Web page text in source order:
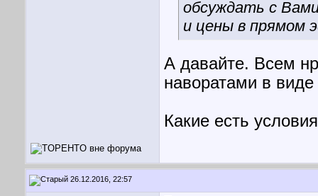
обсуждать с
и цены в прямом
А давайте. Всем
наворатами в виде
Какие есть
26.12.2016, 22:57